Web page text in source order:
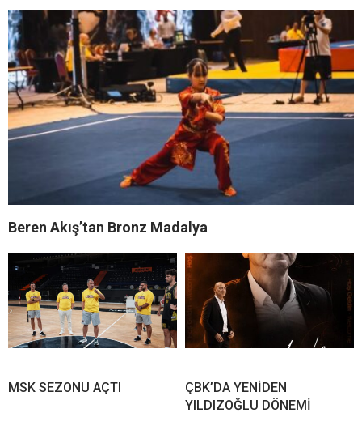
Beren Akış’tan Bronz Madalya
MSK SEZONU AÇTI
ÇBK’DA YENİDEN
YILDIZOĞLU DÖNEMİ